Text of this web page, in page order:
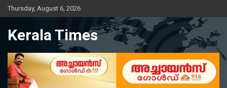
Skip
to
Thursday, August 6, 2026
Kerala Times